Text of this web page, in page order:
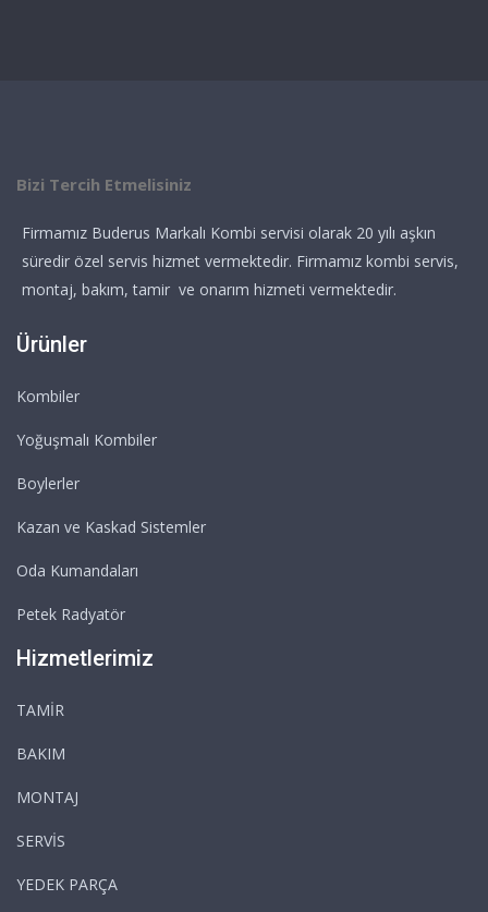
Bizi Tercih Etmelisiniz
Firmamız Buderus Markalı Kombi servisi olarak 20 yılı aşkın
süredir özel servis hizmet vermektedir. Firmamız kombi servis,
montaj, bakım, tamir ve onarım hizmeti vermektedir.
Ürünler
Kombiler
Yoğuşmalı Kombiler
Boylerler
Kazan ve Kaskad Sistemler
Oda Kumandaları
Petek Radyatör
Hizmetlerimiz
TAMİR
BAKIM
MONTAJ
SERVİS
YEDEK PARÇA